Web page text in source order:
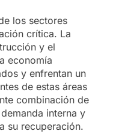
los sectores
crítica. La
y el
economía
y enfrentan un
de estas áreas
combinación de
interna y
su recuperación.